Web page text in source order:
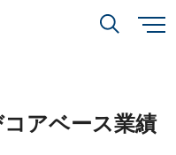
アベース業績